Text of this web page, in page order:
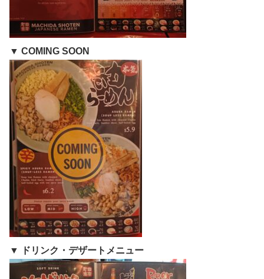
▼ COMING SOON
▼ ドリンク・デザートメニュー